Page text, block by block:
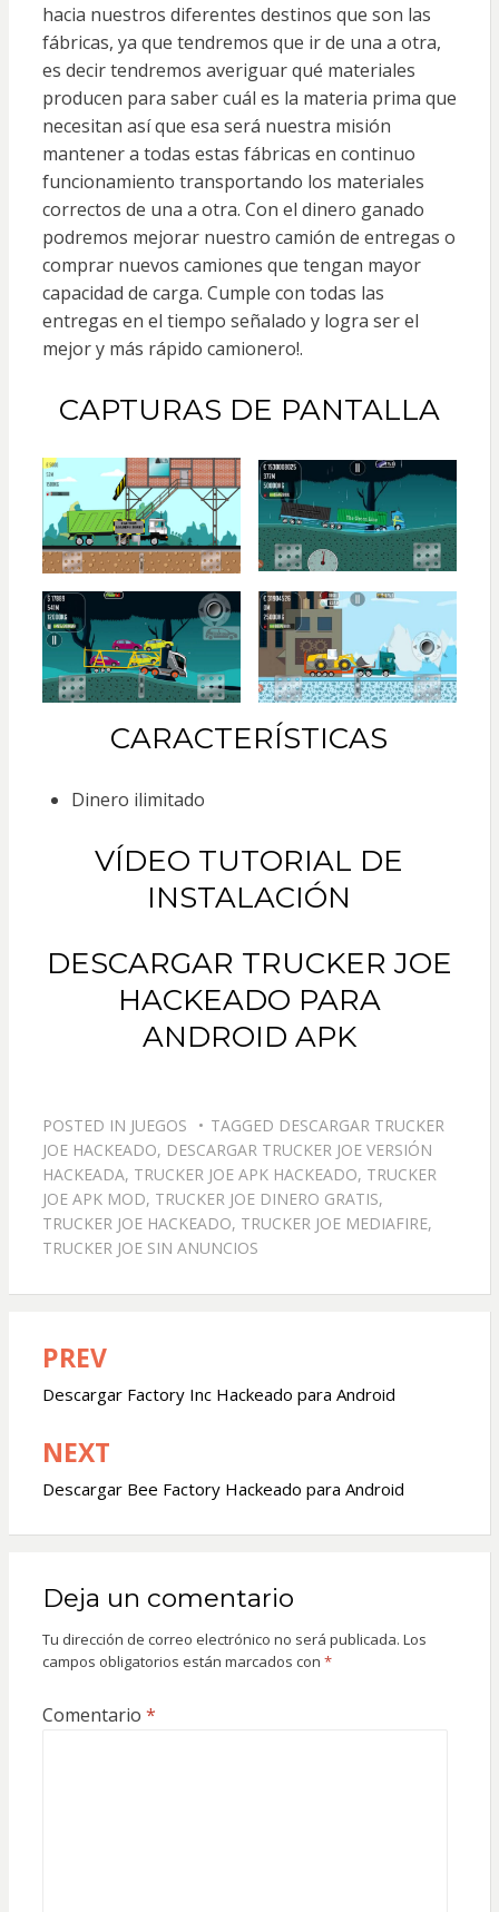
hacia nuestros diferentes destinos que son las
fábricas, ya que tendremos que ir de una a otra,
es decir tendremos averiguar qué materiales
producen para saber cuál es la materia prima que
necesitan así que esa será nuestra misión
mantener a todas estas fábricas en continuo
funcionamiento transportando los materiales
correctos de una a otra. Con el dinero ganado
podremos mejorar nuestro camión de entregas o
comprar nuevos camiones que tengan mayor
capacidad de carga. Cumple con todas las
entregas en el tiempo señalado y logra ser el
mejor y más rápido camionero!.
CAPTURAS DE PANTALLA
CARACTERÍSTICAS
Dinero ilimitado
VÍDEO TUTORIAL DE
INSTALACIÓN
DESCARGAR TRUCKER JOE
HACKEADO PARA
ANDROID APK
POSTED IN JUEGOS TAGGED DESCARGAR TRUCKER
JOE HACKEADO, DESCARGAR TRUCKER JOE VERSIÓN
HACKEADA, TRUCKER JOE APK HACKEADO, TRUCKER
JOE APK MOD, TRUCKER JOE DINERO GRATIS,
TRUCKER JOE HACKEADO, TRUCKER JOE MEDIAFIRE,
TRUCKER JOE SIN ANUNCIOS
Navegación
de
entradas
PREV
Descargar Factory Inc Hackeado para Android
NEXT
Descargar Bee Factory Hackeado para Android
Deja un comentario
Tu dirección de correo electrónico no será publicada. Los
campos obligatorios están marcados con *
Comentario *